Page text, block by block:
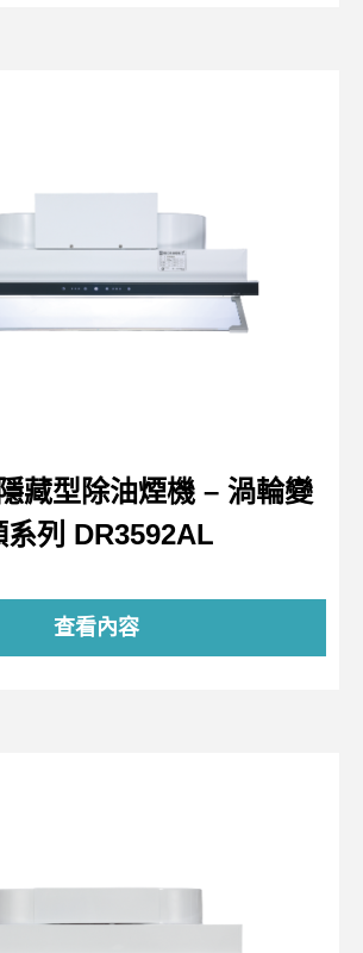
藏型除油煙機 – 渦輪變
系列 DR3592AL
查看內容